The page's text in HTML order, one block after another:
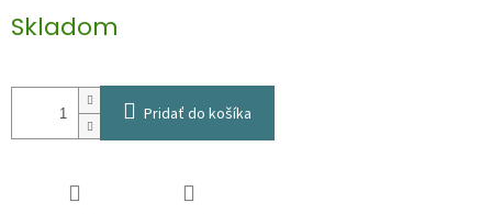
cena:
Skladom
Pridať do košíka